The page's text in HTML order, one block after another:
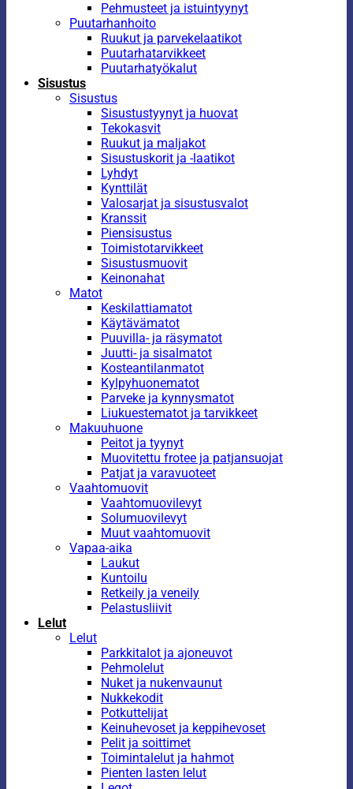
Pehmusteet ja istuintyynyt
Puutarhanhoito
Ruukut ja parvekelaatikot
Puutarhatarvikkeet
Puutarhatyökalut
Sisustus
Sisustus
Sisustustyynyt ja huovat
Tekokasvit
Ruukut ja maljakot
Sisustuskorit ja -laatikot
Lyhdyt
Kynttilät
Valosarjat ja sisustusvalot
Kranssit
Piensisustus
Toimistotarvikkeet
Sisustusmuovit
Keinonahat
Matot
Keskilattiamatot
Käytävämatot
Puuvilla- ja räsymatot
Juutti- ja sisalmatot
Kosteantilanmatot
Kylpyhuonematot
Parveke ja kynnysmatot
Liukuestematot ja tarvikkeet
Makuuhuone
Peitot ja tyynyt
Muovitettu frotee ja patjansuojat
Patjat ja varavuoteet
Vaahtomuovit
Vaahtomuovilevyt
Solumuovilevyt
Muut vaahtomuovit
Vapaa-aika
Laukut
Kuntoilu
Retkeily ja veneily
Pelastusliivit
Lelut
Lelut
Parkkitalot ja ajoneuvot
Pehmolelut
Nuket ja nukenvaunut
Nukkekodit
Potkuttelijat
Keinuhevoset ja keppihevoset
Pelit ja soittimet
Toimintalelut ja hahmot
Pienten lasten lelut